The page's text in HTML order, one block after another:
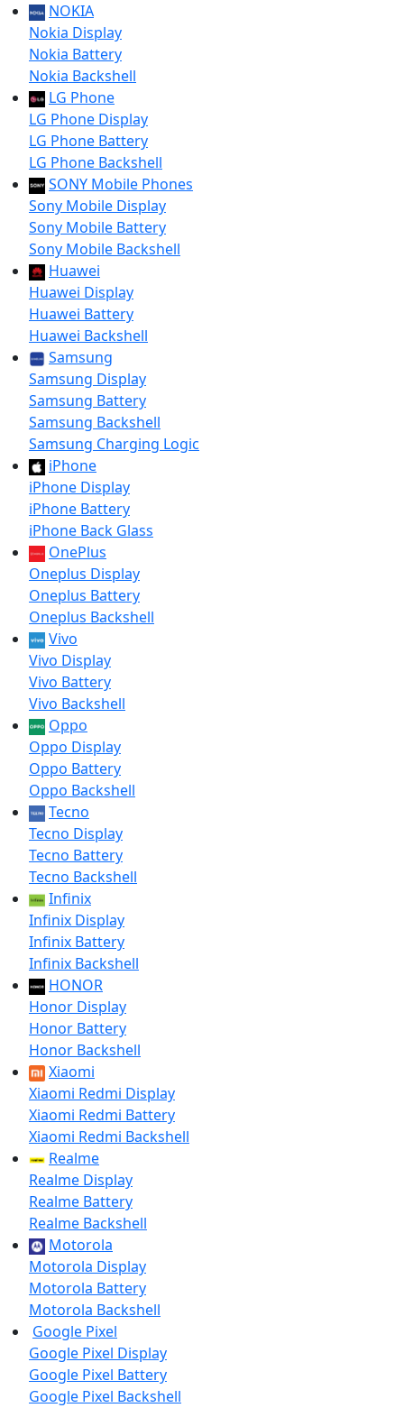
NOKIA
Nokia Display
Nokia Battery
Nokia Backshell
LG Phone
LG Phone Display
LG Phone Battery
LG Phone Backshell
SONY Mobile Phones
Sony Mobile Display
Sony Mobile Battery
Sony Mobile Backshell
Huawei
Huawei Display
Huawei Battery
Huawei Backshell
Samsung
Samsung Display
Samsung Battery
Samsung Backshell
Samsung Charging Logic
iPhone
iPhone Display
iPhone Battery
iPhone Back Glass
OnePlus
Oneplus Display
Oneplus Battery
Oneplus Backshell
Vivo
Vivo Display
Vivo Battery
Vivo Backshell
Oppo
Oppo Display
Oppo Battery
Oppo Backshell
Tecno
Tecno Display
Tecno Battery
Tecno Backshell
Infinix
Infinix Display
Infinix Battery
Infinix Backshell
HONOR
Honor Display
Honor Battery
Honor Backshell
Xiaomi
Xiaomi Redmi Display
Xiaomi Redmi Battery
Xiaomi Redmi Backshell
Realme
Realme Display
Realme Battery
Realme Backshell
Motorola
Motorola Display
Motorola Battery
Motorola Backshell
Google Pixel
Google Pixel Display
Google Pixel Battery
Google Pixel Backshell